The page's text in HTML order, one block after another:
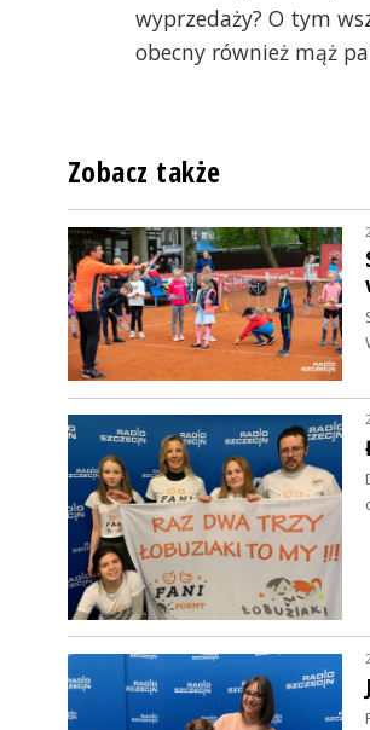
wyprzedaży? O tym
obecny również mąż
Zobacz także